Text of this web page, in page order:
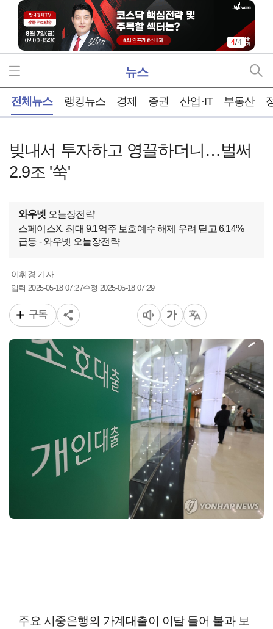
4/4
뉴스
전체뉴스 랭킹뉴스 경제 증권 산업·IT 부동산
빚내서 투자하고 영끌하더니…벌써
2.9조 '쑥'
와우넷 오늘장전략
스페이스X, 최대 9.1억주 보호예수 해제 우려 딛고 6.14%
급등 - 와우넷 오늘장전략
이휘경 기자
입력 2025-05-18 07:27수정 2025-05-18 07:29
구독
주요 시중은행의 가계대출이 이달 들어 불과 보